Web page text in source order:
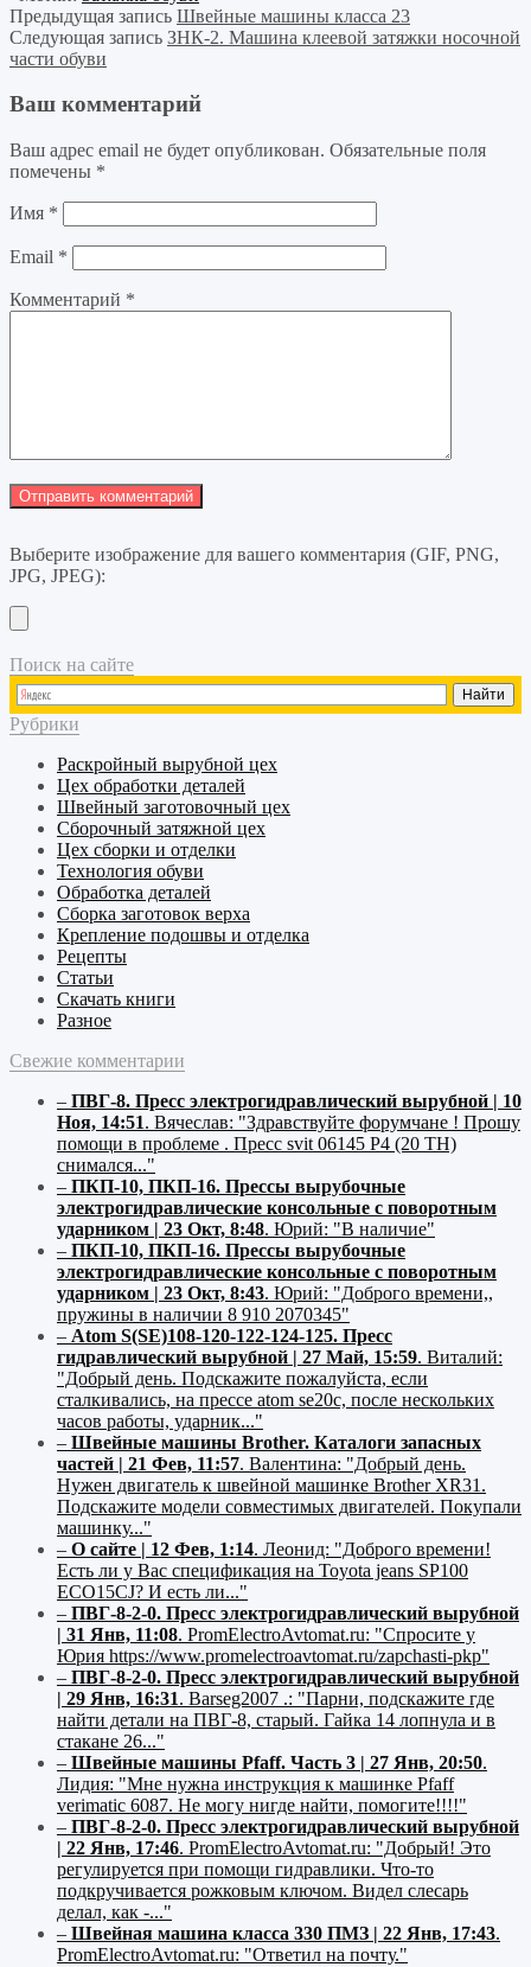
Предыдущая запись Швейные машины класса 23
Следующая запись ЗНК-2. Машина клеевой затяжки носочной
части обуви
Ваш комментарий
Ваш адрес email не будет опубликован. Обязательные поля
помечены *
Имя *
Email *
Комментарий *
Выберите изображение для вашего комментария (GIF, PNG,
JPG, JPEG):
Поиск на сайте
Рубрики
Раскройный вырубной цех
Цех обработки деталей
Швейный заготовочный цех
Сборочный затяжной цех
Цех сборки и отделки
Технология обуви
Обработка деталей
Сборка заготовок верха
Крепление подошвы и отделка
Рецепты
Статьи
Скачать книги
Разное
Свежие комментарии
– ПВГ-8. Пресс электрогидравлический вырубной | 10
Ноя, 14:51. Вячеслав: "Здравствуйте форумчане ! Прошу
помощи в проблеме . Пресс svit 06145 P4 (20 ТН)
снимался..."
– ПКП-10, ПКП-16. Прессы вырубочные
электрогидравлические консольные с поворотным
ударником | 23 Окт, 8:48. Юрий: "В наличие"
– ПКП-10, ПКП-16. Прессы вырубочные
электрогидравлические консольные с поворотным
ударником | 23 Окт, 8:43. Юрий: "Доброго времени,,
пружины в наличии 8 910 2070345"
– Atom S(SE)108-120-122-124-125. Пресс
гидравлический вырубной | 27 Май, 15:59. Виталий:
"Добрый день. Подскажите пожалуйста, если
сталкивались, на прессе atom se20c, после нескольких
часов работы, ударник..."
– Швейные машины Brother. Каталоги запасных
частей | 21 Фев, 11:57. Валентина: "Добрый день.
Нужен двигатель к швейной машинке Brother XR31.
Подскажите модели совместимых двигателей. Покупали
машинку..."
– О сайте | 12 Фев, 1:14. Леонид: "Доброго времени!
Есть ли у Вас спецификация на Toyota jeans SP100
ECO15CJ? И есть ли..."
– ПВГ-8-2-0. Пресс электрогидравлический вырубной
| 31 Янв, 11:08. PromElectroAvtomat.ru: "Спросите у
Юрия https://www.promelectroavtomat.ru/zapchasti-pkp"
– ПВГ-8-2-0. Пресс электрогидравлический вырубной
| 29 Янв, 16:31. Barseg2007 .: "Парни, подскажите где
найти детали на ПВГ-8, старый. Гайка 14 лопнула и в
стакане 26..."
– Швейные машины Pfaff. Часть 3 | 27 Янв, 20:50.
Лидия: "Мне нужна инструкция к машинке Pfaff
verimatic 6087. Не могу нигде найти, помогите!!!!"
– ПВГ-8-2-0. Пресс электрогидравлический вырубной
| 22 Янв, 17:46. PromElectroAvtomat.ru: "Добрый! Это
регулируется при помощи гидравлики. Что-то
подкручивается рожковым ключом. Видел слесарь
делал, как -..."
– Швейная машина класса 330 ПМЗ | 22 Янв, 17:43.
PromElectroAvtomat.ru: "Ответил на почту."